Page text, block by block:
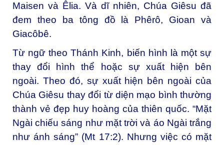
Maisen và Êlia. Và dĩ nhiên, Chúa Giêsu đã
đem theo ba tông đồ là Phêrô, Gioan và
Giacôbê.
Từ ngữ theo Thánh Kinh, biến hình là một sự
thay đổi hình thể hoặc sự xuất hiện bên
ngoài. Theo đó, sự xuất hiện bên ngoài của
Chúa Giêsu thay đổi từ diện mạo bình thường
thành vẻ đẹp huy hoàng của thiên quốc. “Mặt
Ngài chiếu sáng như mặt trời và áo Ngài trắng
như ánh sáng” (Mt 17:2). Nhưng việc có mặt